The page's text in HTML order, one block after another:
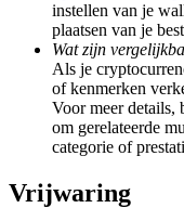
BTC Welcome
Deposit & Trade
Deposit
Share 500000
instellen van je
plaatsen van je
Wat zijn
Als je
of kenmerken
Voor meer details,
om gerelateerde
categorie of
Vrijwaring